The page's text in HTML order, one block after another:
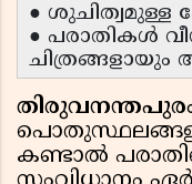
● ശുചിത്വമുള്ള
● പരാതികള്‍
ചിത്രങ്ങളായും
തിരുവനന്തപുരം:
കണ്ടാല്‍